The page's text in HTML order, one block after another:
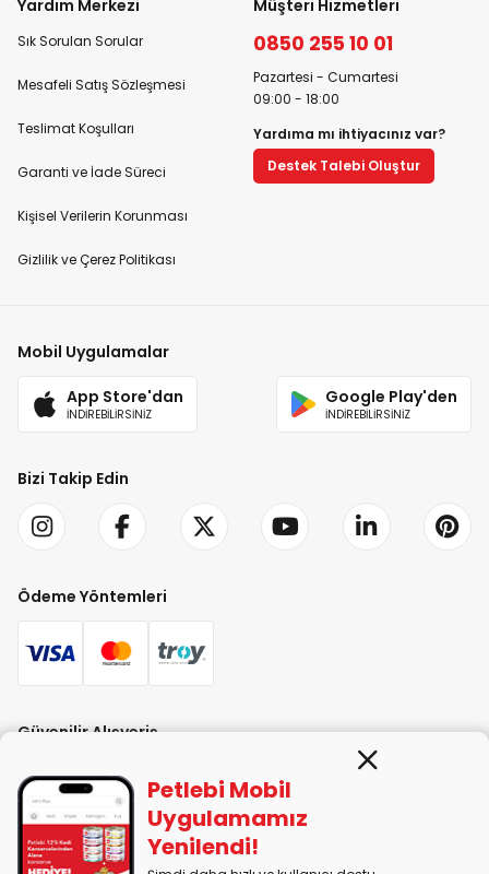
Yardım Merkezi
Sık Sorulan Sorular
Mesafeli Satış Sözleşmesi
Teslimat Koşulları
Garanti ve İade Süreci
Kişisel Verilerin Korunması
Gizlilik ve Çerez Politikası
Müşteri Hizmetleri
0850 255 10 01
Pazartesi - Cumartesi
09:00 - 18:00
Yardıma mı ihtiyacınız var?
Destek Talebi Oluştur
Mobil Uygulamalar
App Store'dan
İNDİREBİLİRSİNİZ
Google Play'den
İNDİREBİLİRSİNİZ
Bizi Takip Edin
Ödeme Yöntemleri
Güvenilir Alışveriş
Petlebi Mobil
Uygulamamız
Yenilendi!